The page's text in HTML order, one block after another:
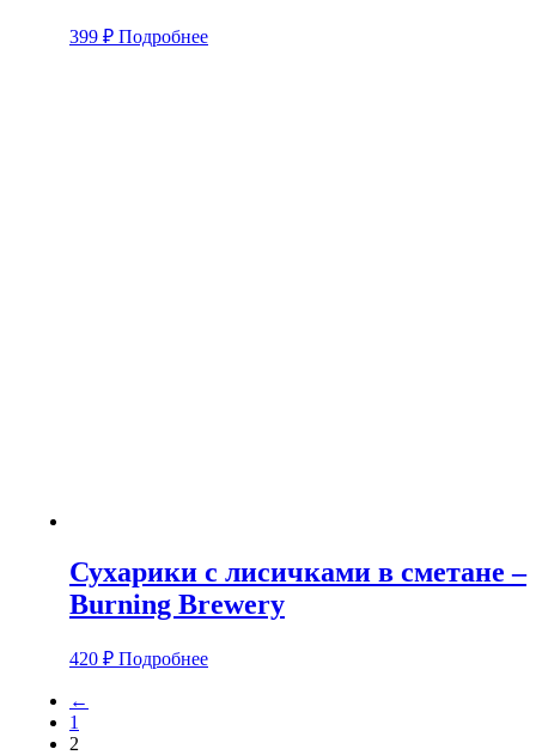
399 ₽ Подробнее
Сухарики с лисичками в сметане –
Burning Brewery
420 ₽ Подробнее
←
1
2